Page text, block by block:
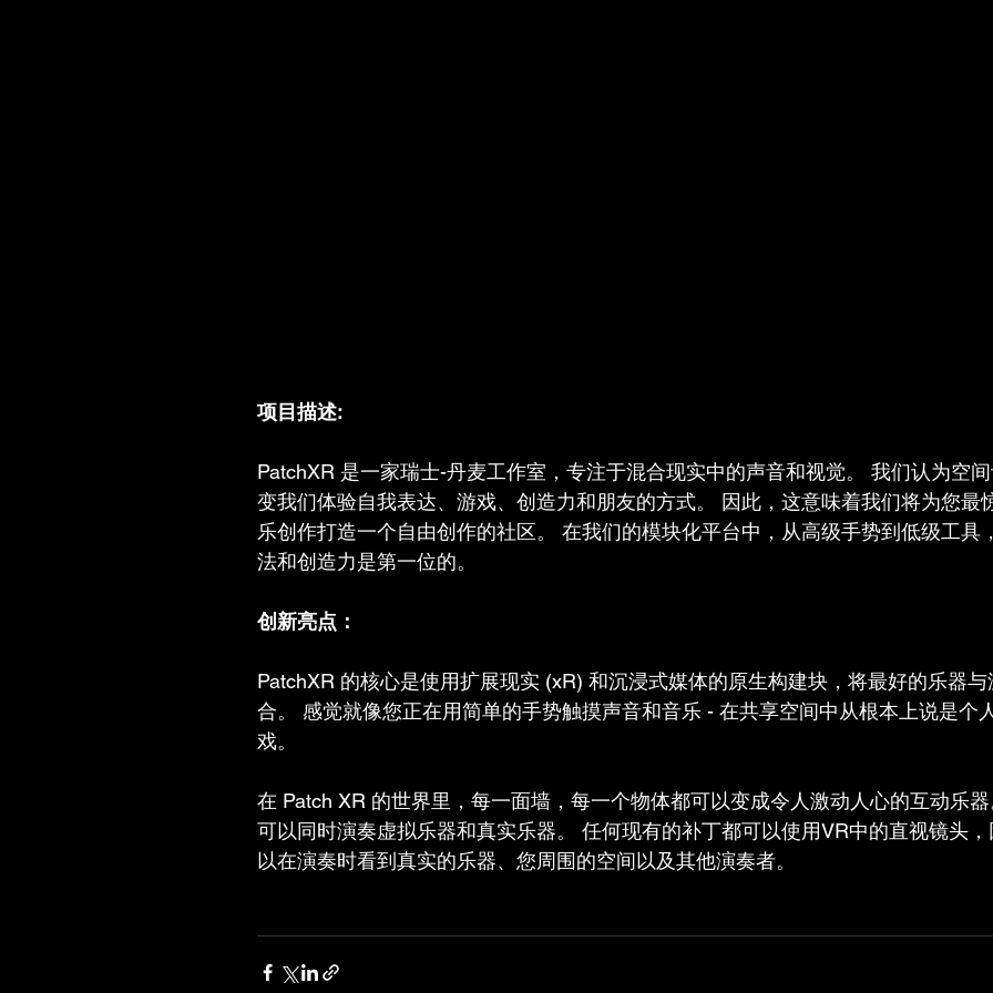
项目描述:
PatchXR 是一家瑞士-丹麦工作室，专注于混合现实中的声音和视觉。 我们认为空
变我们体验自我表达、游戏、创造力和朋友的方式。 因此，这意味着我们将为您最
乐创作打造一个自由创作的社区。 在我们的模块化平台中，从高级手势到低级工具
法和创造力是第一位的。
创新亮点：
PatchXR 的核心是使用扩展现实 (xR) 和沉浸式媒体的原生构建块，将最好的乐器
合。 感觉就像您正在用简单的手势触摸声音和音乐 - 在共享空间中从根本上说是个
戏。
在 Patch XR 的世界里，每一面墙，每一个物体都可以变成令人激动人心的互动乐
可以同时演奏虚拟乐器和真实乐器。 任何现有的补丁都可以使用VR中的直视镜头
以在演奏时看到真实的乐器、您周围的空间以及其他演奏者。